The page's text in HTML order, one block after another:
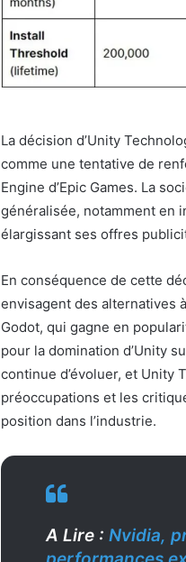
La décision d’Unity
comme une tentative de
Engine d’Epic Games. La
généralisée, notamment en
élargissant ses offres
En conséquence de cette
envisagent des alternatives
Godot, qui gagne en
pour la domination d’Unity
continue d’évoluer, et Unity
préoccupations et les
position dans l’industrie.
A Lire : Nvidia,